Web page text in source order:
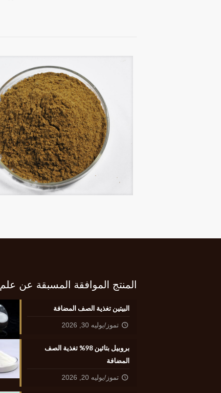
المنتج الموافقة المسبقة عن علم
البيتين تغذية الصف المضافة
تموز/يوليه 30, 2026
بروبيل بتائين 98% تغذية الصف
المضافة
تموز/يوليه 20, 2026